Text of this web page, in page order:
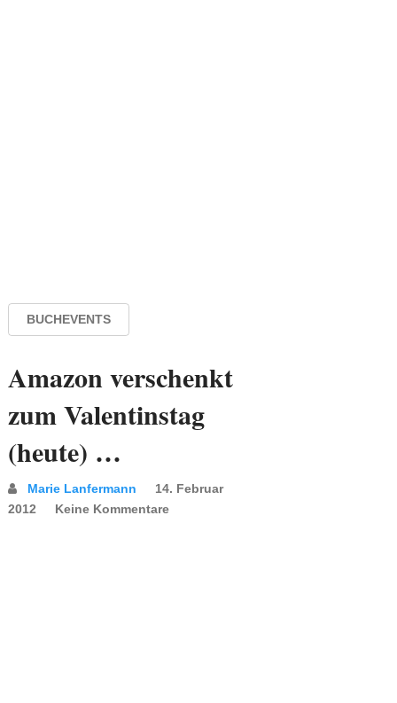
BUCHEVENTS
Amazon verschenkt
zum Valentinstag
(heute) …
Marie Lanfermann
14. Februar
2012
Keine Kommentare